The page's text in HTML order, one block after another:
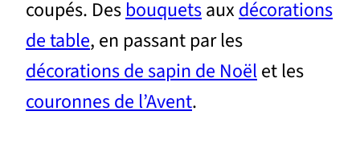
coupés. Desbouquetsauxdécorations
de table, en passant par les
décorations de sapin de Noëlet les
couronnes de l’Avent.